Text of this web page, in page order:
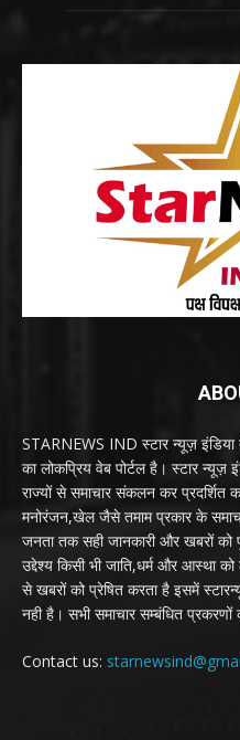
STARNEWS IND स्टार न्यूज़
का लोकप्रिय वेब पोर्टल है। स्टार न्यूज़
राज्यों से समाचार संकलन कर प्रदर्शित
मनोरंजन,खेल जैसे तमाम प्रकार के
जनता तक सही जानकारी और खबरों को
उद्देश्य किसी भी जाति,धर्म और आस्था
से खबरों को प्रेषित करता है इसमें
नही है। सभी समाचार सम्बंधित प्रकरणों
Contact us: